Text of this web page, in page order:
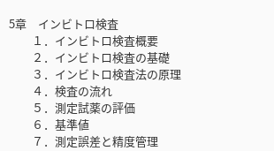
5章 インビトロ検査
１．インビトロ検査概要
２．インビトロ検査の基礎
３．インビトロ検査法の原理
４．検査の流れ
５．測定試薬の評価
６．基準値
７．測定誤差と精度管理